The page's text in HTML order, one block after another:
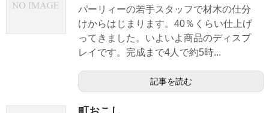
パーリィーの若手スタッフで材木の仕分
けからはじまります。40％くらい仕上げ
ってきました。いよいよ商品のディスプ
レイです。完成まで4人で約5時...
記事を読む